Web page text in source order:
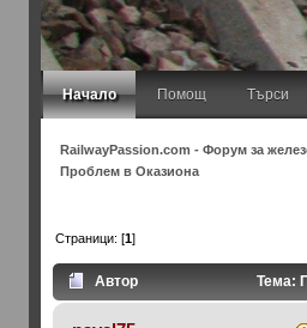
Начало Помощ Търси
RailwayPassion.com - Форум за
Проблем в Оказиона
Страници: [1]
Автор Тема: